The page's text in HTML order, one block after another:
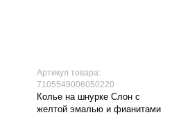
Артикул товара:
7105549006050220
Колье на шнурке Слон с
желтой эмалью и фианитами